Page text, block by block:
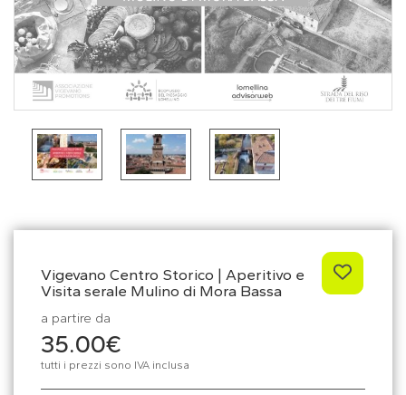
Vigevano Centro Storico | Aperitivo e
Visita serale Mulino di Mora Bassa
a partire da
35.00€
tutti i prezzi sono IVA inclusa